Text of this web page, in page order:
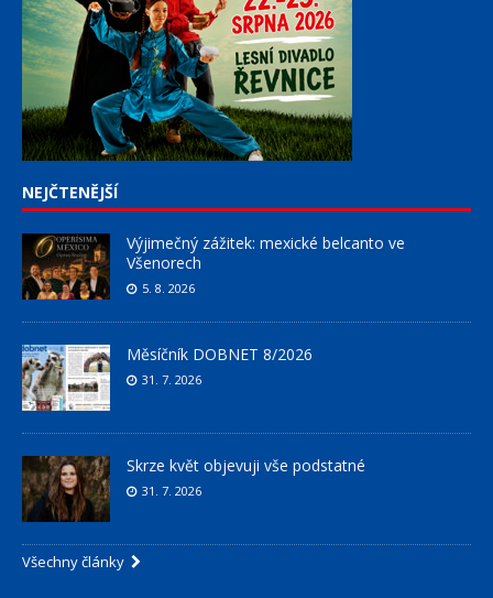
NEJČTENĚJŠÍ
Výjimečný zážitek: mexické belcanto ve
Všenorech
5. 8. 2026
Měsíčník DOBNET 8/2026
31. 7. 2026
Skrze květ objevuji vše podstatné
31. 7. 2026
Všechny články